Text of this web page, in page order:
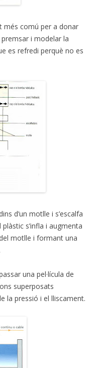
més comú per a donar
i modelar la
es refredi perquè no es
d’un motlle i s’escalfa
s’infla i augmenta
motlle i formant una
una pel·lícula de
superposats
la pressió i el lliscament.